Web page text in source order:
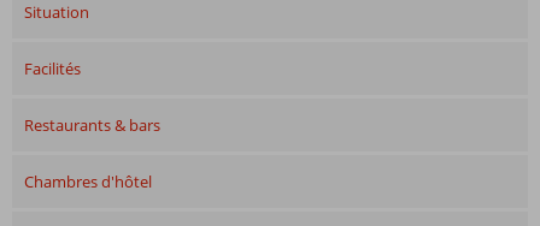
Situation
Facilités
Restaurants & bars
Chambres d'hôtel